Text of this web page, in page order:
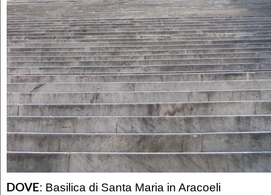
DOVE: Basilica di Santa Maria in Aracoeli